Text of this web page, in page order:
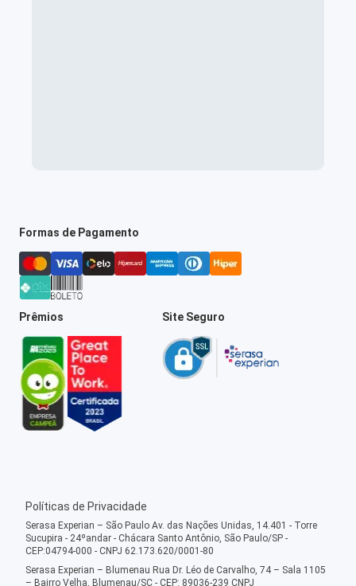
Formas de Pagamento
Prêmios Site Seguro
Políticas de Privacidade
Serasa Experian – São Paulo Av. das Nações Unidas, 14.401 - Torre
Sucupira - 24ºandar - Chácara Santo Antônio, São Paulo/SP -
CEP:04794-000 - CNPJ 62.173.620/0001-80
Serasa Experian – Blumenau Rua Dr. Léo de Carvalho, 74 – Sala 1105
– Bairro Velha, Blumenau/SC - CEP: 89036-239 CNPJ